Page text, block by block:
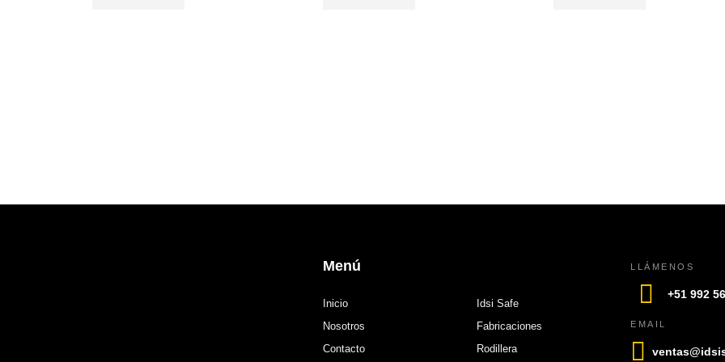
Menú
Inicio
Nosotros
Contacto
Idsi Safe
Fabricaciones
Rodillera
LLÁMENOS
+51 992
EMAIL